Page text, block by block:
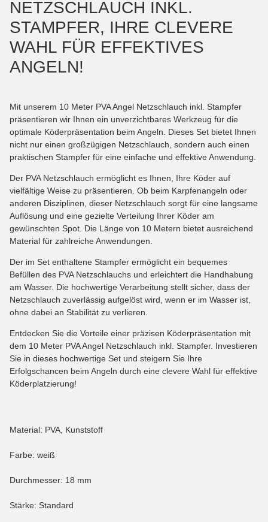
NETZSCHLAUCH INKL.
STAMPFER, IHRE CLEVERE
WAHL FÜR EFFEKTIVES
ANGELN!
Mit unserem 10 Meter PVA Angel Netzschlauch inkl. Stampfer
präsentieren wir Ihnen ein unverzichtbares Werkzeug für die
optimale Köderpräsentation beim Angeln. Dieses Set bietet Ihnen
nicht nur einen großzügigen Netzschlauch, sondern auch einen
praktischen Stampfer für eine einfache und effektive Anwendung.
Der PVA Netzschlauch ermöglicht es Ihnen, Ihre Köder auf
vielfältige Weise zu präsentieren. Ob beim Karpfenangeln oder
anderen Disziplinen, dieser Netzschlauch sorgt für eine langsame
Auflösung und eine gezielte Verteilung Ihrer Köder am
gewünschten Spot. Die Länge von 10 Metern bietet ausreichend
Material für zahlreiche Anwendungen.
Der im Set enthaltene Stampfer ermöglicht ein bequemes
Befüllen des PVA Netzschlauchs und erleichtert die Handhabung
am Wasser. Die hochwertige Verarbeitung stellt sicher, dass der
Netzschlauch zuverlässig aufgelöst wird, wenn er im Wasser ist,
ohne dabei an Stabilität zu verlieren.
Entdecken Sie die Vorteile einer präzisen Köderpräsentation mit
dem 10 Meter PVA Angel Netzschlauch inkl. Stampfer. Investieren
Sie in dieses hochwertige Set und steigern Sie Ihre
Erfolgschancen beim Angeln durch eine clevere Wahl für effektive
Köderplatzierung!
Material: PVA, Kunststoff
Farbe: weiß
Durchmesser: 18 mm
Stärke: Standard